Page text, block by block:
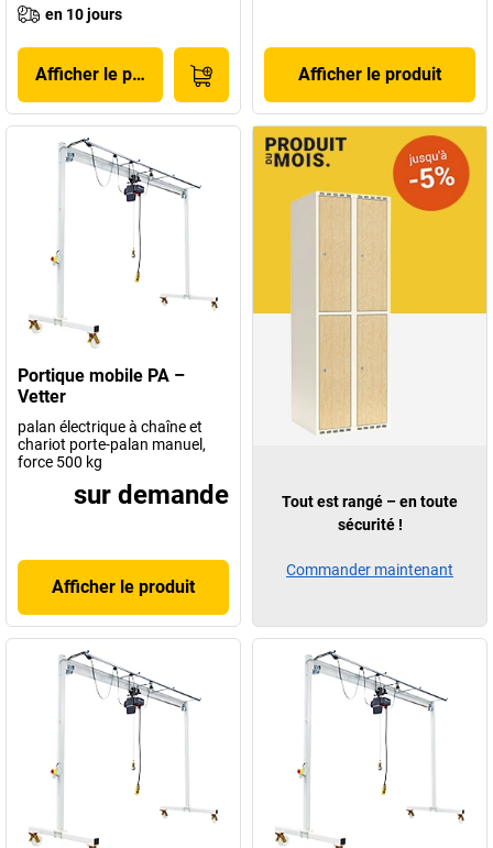
en 10 jours
Afficher le produit Afficher le produit
Portique mobile PA –
Vetter
palan électrique à chaîne et
chariot porte-palan manuel,
force 500 kg
sur demande
Afficher le produit
Tout est rangé – en toute
sécurité !
Commander maintenant